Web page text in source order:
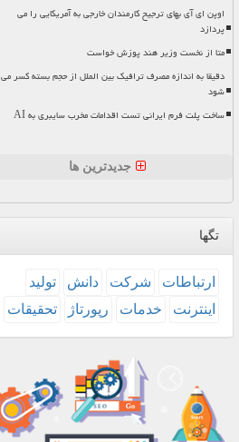
اوپن ای آی بهای ترجیح کارمندان خارجی به آمریکایی را می
پردازد
متا از نخست وزیر هند پوزش خواست
دقیقا به اندازه مصرف ترافیک بین الملل از حجم بسته کسر می
شود
ساخت پلت فرم ایرانی تست اقدامات مخرب سایبری به AI
جدیدترین ها
تگها
ارتباطات شركت دانش
تولید
اینترنت
خدمات رپورتاژ تحقیقات